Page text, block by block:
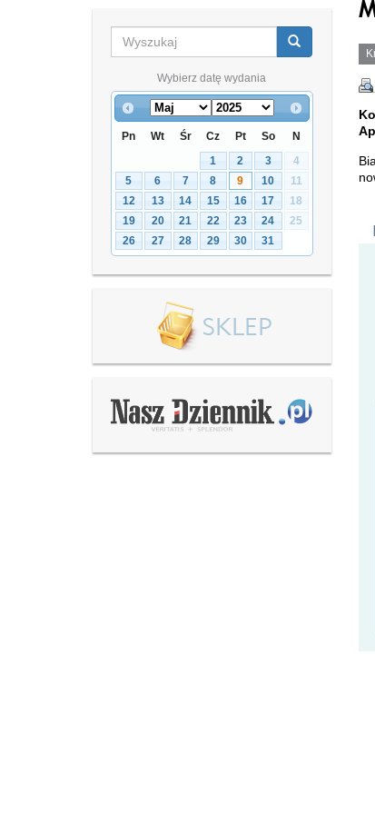
Wybierz datę wydania
Pn Wt Śr Cz Pt So
N
1
2 3
4
5
6 7 8 9 10
11
12
13 14 15 16 17
18
19
20 21 22 23 24
25
26
27 28 29 30 31